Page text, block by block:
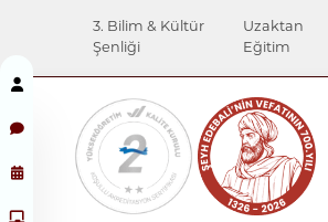
3. Bilim & Kültür
Şenliği
Uzaktan
Eğitim